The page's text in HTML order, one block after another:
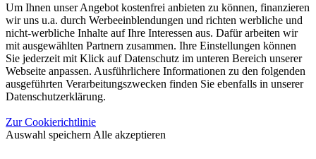
Um Ihnen unser Angebot kostenfrei anbieten zu können, finanzieren
wir uns u.a. durch Werbeeinblendungen und richten werbliche und
nicht-werbliche Inhalte auf Ihre Interessen aus. Dafür arbeiten wir
mit ausgewählten Partnern zusammen. Ihre Einstellungen können
Sie jederzeit mit Klick auf Datenschutz im unteren Bereich unserer
Webseite anpassen. Ausführlichere Informationen zu den folgenden
ausgeführten Verarbeitungszwecken finden Sie ebenfalls in unserer
Datenschutzerklärung.
Zur Cookierichtlinie
Auswahl speichern Alle akzeptieren